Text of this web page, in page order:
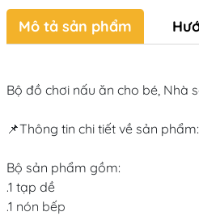
Mô tả sản phẩm
Bộ đồ chơi nấu ăn cho bé, Nhà
📌Thông tin chi tiết về sản phẩm:
Bộ sản phẩm gồm:
.1 tạp dề
.1 nón bếp